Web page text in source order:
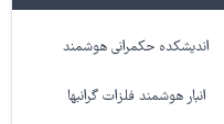
اندیشکده حکمرانی هوشمند
انبار هوشمند فلزات گرانبها